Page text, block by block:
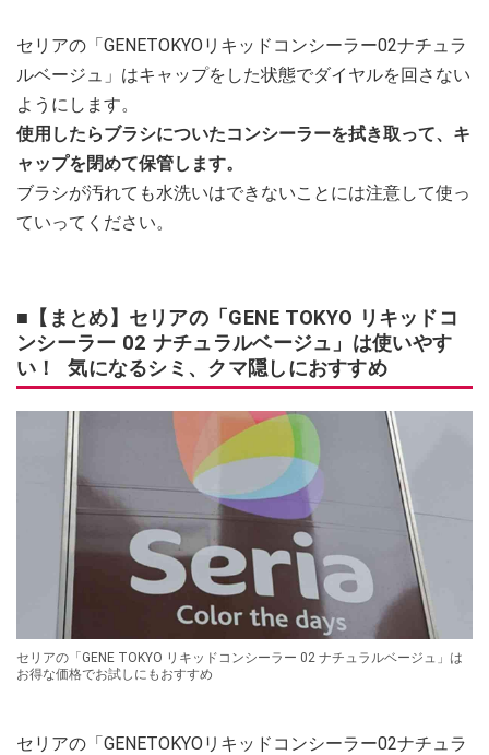
セリアの「GENETOKYOリキッドコンシーラー02ナチュラ
ルベージュ」はキャップをした状態でダイヤルを回さない
ようにします。
使用したらブラシについたコンシーラーを拭き取って、キ
ャップを閉めて保管します。
ブラシが汚れても水洗いはできないことには注意して使っ
ていってください。
■【まとめ】セリアの「GENE TOKYO リキッドコ
ンシーラー 02 ナチュラルベージュ」は使いやす
い！ 気になるシミ、クマ隠しにおすすめ
セリアの「GENE TOKYO リキッドコンシーラー 02 ナチュラルベージュ」は
お得な価格でお試しにもおすすめ
セリアの「GENETOKYOリキッドコンシーラー02ナチュラ